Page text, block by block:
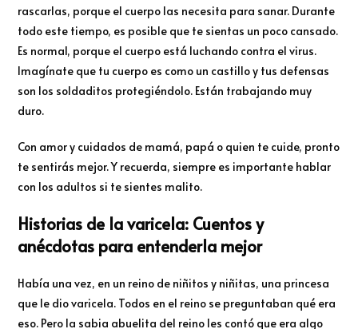
rascarlas, porque el cuerpo las necesita para sanar. Durante
todo este tiempo, es posible que te sientas un poco cansado.
Es normal, porque el cuerpo está luchando contra el virus.
Imagínate que tu cuerpo es como un castillo y tus defensas
son los soldaditos protegiéndolo. Están trabajando muy
duro.
Con amor y cuidados de mamá, papá o quien te cuide, pronto
te sentirás mejor. Y recuerda, siempre es importante hablar
con los adultos si te sientes malito.
Historias de la varicela: Cuentos y
anécdotas para entenderla mejor
Había una vez, en un reino de niñitos y niñitas, una princesa
que le dio varicela. Todos en el reino se preguntaban qué era
eso. Pero la sabia abuelita del reino les contó que era algo